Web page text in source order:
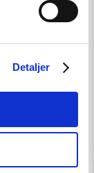
Detaljer